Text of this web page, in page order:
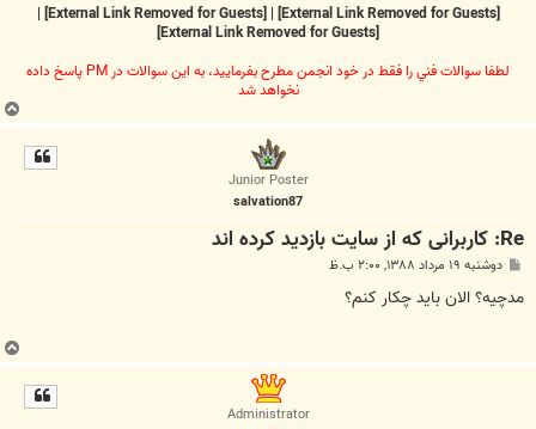
[External Link Removed for Guests]
|
[External Link Removed for Guests]
|
[External Link Removed for Guests]
لطفا سوالات فني را فقط در خود انجمن مطرح بفرماييد، به اين سوالات در PM پاسخ داده
نخواهد شد
Junior Poster
salvation87
Re: کاربرانی که از سایت بازدید کرده اند
ت
دوشنبه ۱۹ مرداد ۱۳۸۸, ۲:۰۰ ب.ظ
مدچیه؟ الان باید چکار کنم؟
Administrator